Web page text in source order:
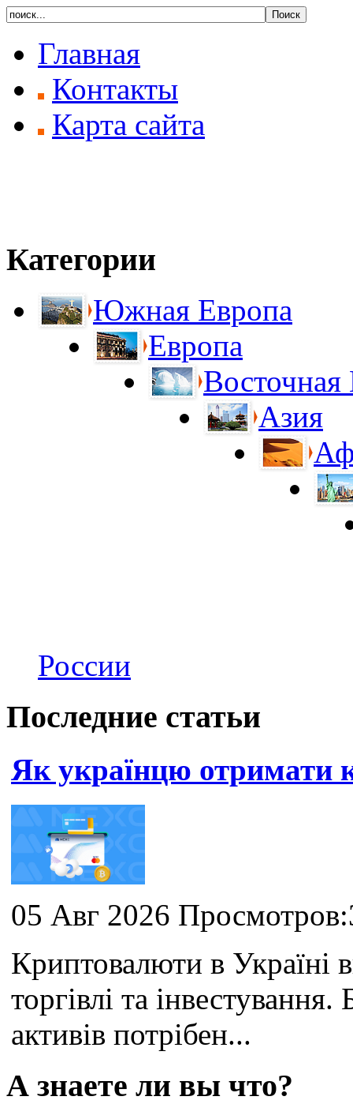
Главная
Контакты
Карта сайта
Категории
Южная Европа
Европа
Восточная
Азия
России
Последние статьи
Як українцю отримати
05 Авг 2026
Криптовалюти в Україні
торгівлі та
активів потрібен...
А знаете ли вы что?